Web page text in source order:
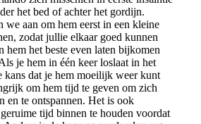
het bed of achter het gordijn.
we aan om hem eerst in een kleine
zodat jullie elkaar goed kunnen
hem het beste even laten bijkomen
je hem in één keer loslaat in het
kans dat je hem moeilijk weer kunt
om hem tijd te geven om zich
en te ontspannen. Het is ook
tijd binnen te houden voordat